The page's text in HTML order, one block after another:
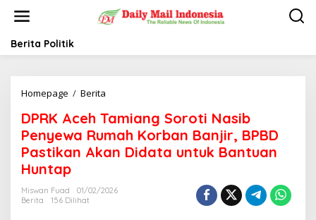
t
Berita Politik
Homepage / Berita
R
K
A
c
T
DPRK Aceh Tamiang Soroti Nasib
Penyewa Rumah Korban Banjir, BPBD
Pastikan Akan Didata untuk Bantuan
Huntap
Miswan Fuad
01/02/2026
Berita
156 Dilihat